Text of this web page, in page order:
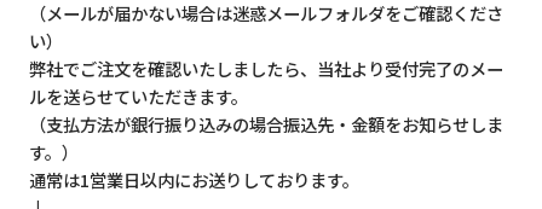
（メールが届かない場合は迷惑メールフォルダをご確認くださ
い）
弊社でご注文を確認いたしましたら、当社より受付完了のメー
ルを送らせていただきます。
（支払方法が銀行振り込みの場合振込先・金額をお知らせしま
す。）
通常は1営業日以内にお送りしております。